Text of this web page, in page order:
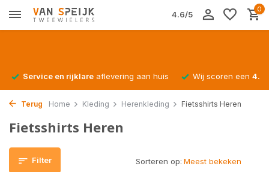
4.6/5
0
Service en rijklare aflevering aan huis Wij scoren een
Terug Home Kleding Herenkleding Fietsshirts Heren
Fietsshirts Heren
Filter Sorteren op: